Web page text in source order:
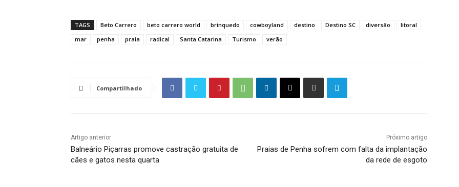
TAGS Beto Carrero beto carrero world brinquedo cowboyland destino Destino SC diversão
litoral
mar
penha praia radical Santa Catarina Turismo verão
Compartilhado
Artigo anterior
Balneário Piçarras promove castração gratuita de
cães e gatos nesta quarta
Próximo artigo
Praias de Penha sofrem com falta da implantação
da rede de esgoto